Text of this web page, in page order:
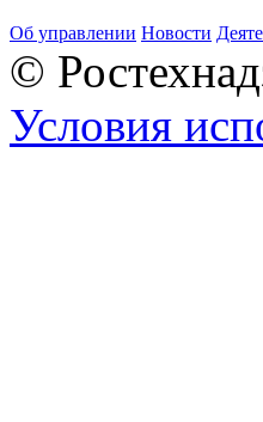
Об управлении Новости
©
Условия